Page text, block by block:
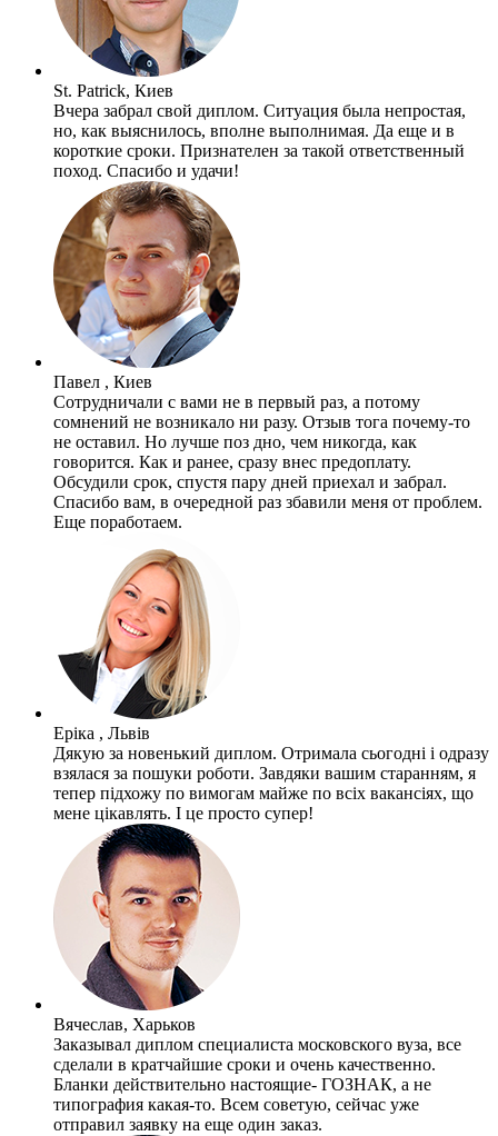
St. Patrick, Киев
Вчера забрал свой диплом. Ситуация была непростая,
но, как выяснилось, вполне выполнимая. Да еще и в
короткие сроки. Признателен за такой ответственный
поход. Спасибо и удачи!
Павел , Киев
Сотрудничали с вами не в первый раз, а потому
сомнений не возникало ни разу. Отзыв тога почему-то
не оставил. Но лучше поз дно, чем никогда, как
говорится. Как и ранее, сразу внес предоплату.
Обсудили срок, спустя пару дней приехал и забрал.
Спасибо вам, в очередной раз збавили меня от проблем.
Еще поработаем.
Еріка , Львів
Дякую за новенький диплом. Отримала сьогодні і одразу
взялася за пошуки роботи. Завдяки вашим старанням, я
тепер підхожу по вимогам майже по всіх вакансіях, що
мене цікавлять. І це просто супер!
Вячеслав, Харьков
Заказывал диплом специалиста московского вуза, все
сделали в кратчайшие сроки и очень качественно.
Бланки действительно настоящие- ГОЗНАК, а не
типография какая-то. Всем советую, сейчас уже
отправил заявку на еще один заказ.